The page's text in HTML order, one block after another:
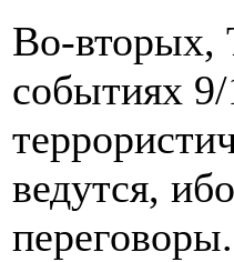
Во-вторых,
событиях 9/
ведутся,
переговоры.